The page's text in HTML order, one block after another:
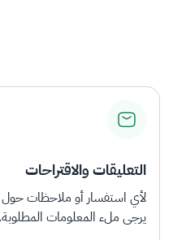
التعليقات والاقتراحات
لأي استفسار أو ملاحظات حول
يرجى ملء المعلومات المطلوبة.